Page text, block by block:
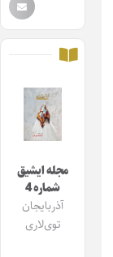
مجله ایشیق
شماره 4
آذربایجان
توی‌لاری